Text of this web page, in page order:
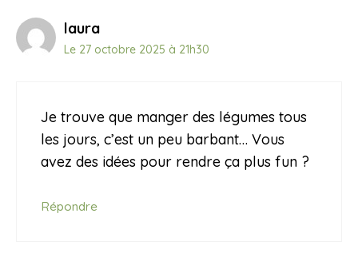
laura
Le 27 octobre 2025 à 21h30
Je trouve que manger des légumes tous
les jours, c’est un peu barbant… Vous
avez des idées pour rendre ça plus fun ?
Répondre